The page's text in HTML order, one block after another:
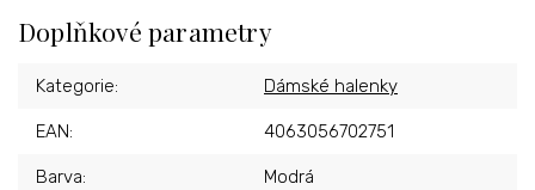
Doplňkové parametry
Kategorie: Dámské halenky
EAN: 4063056702751
Barva: Modrá